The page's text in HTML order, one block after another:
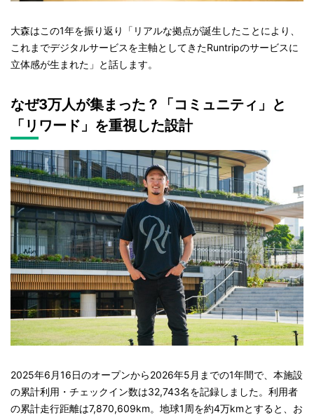
大森はこの1年を振り返り「リアルな拠点が誕生したことにより、
これまでデジタルサービスを主軸としてきたRuntripのサービスに
立体感が生まれた」と話します。
なぜ3万人が集まった？「コミュニティ」と
「リワード」を重視した設計
2025年6月16日のオープンから2026年5月までの1年間で、本施設
の累計利用・チェックイン数は32,743名を記録しました。利用者
の累計走行距離は7,870,609km。地球1周を約4万kmとすると、お